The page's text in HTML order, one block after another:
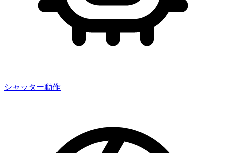
シャッター動作